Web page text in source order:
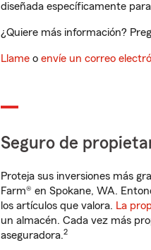
diseñada específicamente
¿Quiere más información?
Llame o envíe un correo
Seguro de
Proteja sus inversiones más
Farm® en Spokane, WA.
los artículos que valora. La
un almacén. Cada vez más
aseguradora.2